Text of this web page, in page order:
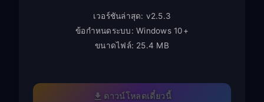
เวอร์ชันล่าสุด: v2.5.3
ข้อกำหนดระบบ: Windows 10+
ขนาดไฟล์: 25.4 MB
ดาวน์โหลดเดี๋ยวนี้